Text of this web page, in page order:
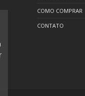
COMO COMPRAR
CONTATO